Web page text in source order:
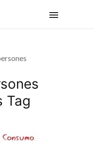
Tag